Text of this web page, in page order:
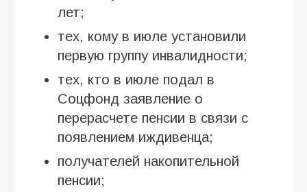
лет;
тех, кому в июле установили
первую группу инвалидности;
тех, кто в июле подал в
Соцфонд заявление о
перерасчете пенсии в связи с
появлением иждивенца;
получателей накопительной
пенсии;